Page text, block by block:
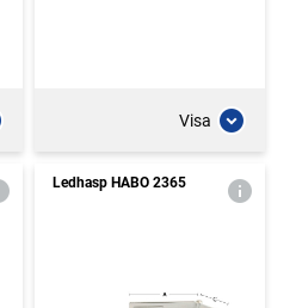
Visa
Ledhasp HABO 2365